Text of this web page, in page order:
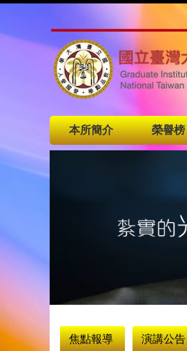
本所簡介 榮譽榜
焦點報導
演講公告